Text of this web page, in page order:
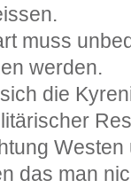
muss
werden.
die
das man